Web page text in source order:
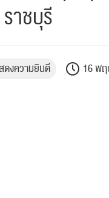
าชบุรี
ดงความยินดี 16 พ